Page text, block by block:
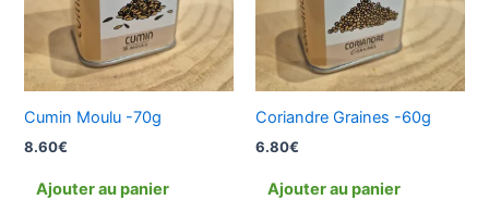
Cumin Moulu -70g
8.60€
Ajouter au panier
Coriandre Graines -60g
6.80€
Ajouter au panier